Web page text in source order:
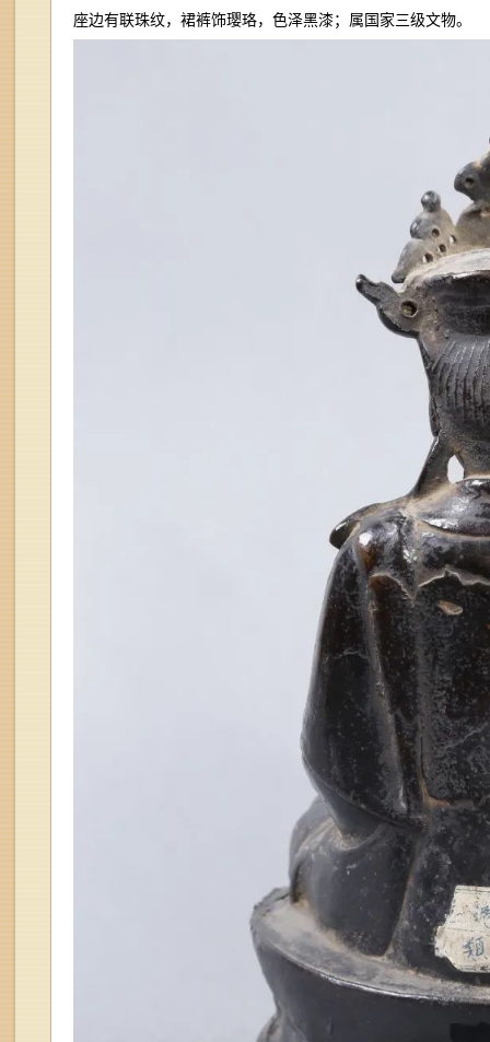
座边有联珠纹，裙裤饰璎珞，色泽黑漆； 属国家三级文物。